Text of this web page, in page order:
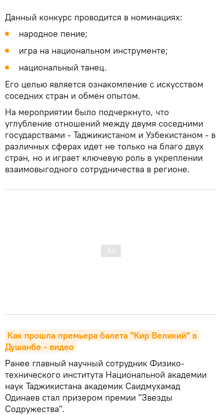
Данный конкурс проводится в номинациях:
народное пение;
игра на национальном инструменте;
национальный танец.
Его целью является ознакомление с искусством
соседних стран и обмен опытом.
На мероприятии было подчеркнуто, что
углубление отношений между двумя соседними
государствами - Таджикистаном и Узбекистаном - в
различных сферах идет не только на благо двух
стран, но и играет ключевую роль в укреплении
взаимовыгодного сотрудничества в регионе.
Как прошла премьера балета "Кир Великий" в
Душанбе - видео
Ранее главный научный сотрудник Физико-
технического института Национальной академии
наук Таджикистана академик Саидмухамад
Одинаев стал призером премии "Звезды
Содружества".